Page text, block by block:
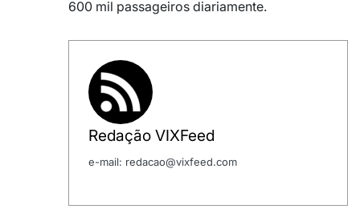
600 mil passageiros diariamente.
Redação VIXFeed
e-mail: redacao@vixfeed.com